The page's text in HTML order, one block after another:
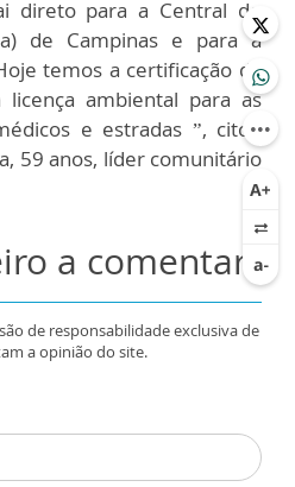
direto para a Central de
de Campinas e para a
temos a certificação da
ambiental para as
e estradas ”, citou
59 anos, líder comunitário
a comentar
de responsabilidade exclusiva de
a opinião do site.